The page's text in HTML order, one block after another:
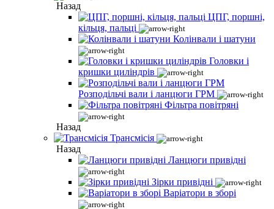
Назад
ЦПГ, поршні,
кільця, пальці
Колінвали і шатуни
Головки і
кришки циліндрів
Розподільчі вали і ланцюги ГРМ
Фільтра повітряні
Назад
Трансмісія
Назад
Ланцюги привідні
Зірки привідні
Варіатори в зборі